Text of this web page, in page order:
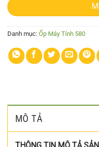
Danh mục: Ốp Máy Tính 580
MÔ TẢ